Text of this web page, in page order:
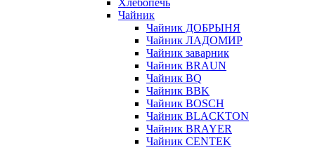
Хлебопечь
Чайник
Чайник ДОБРЫНЯ
Чайник ЛАДОМИР
Чайник заварник
Чайник BRAUN
Чайник BQ
Чайник BBK
Чайник BOSCH
Чайник BLACKTON
Чайник BRAYER
Чайник CENTEK